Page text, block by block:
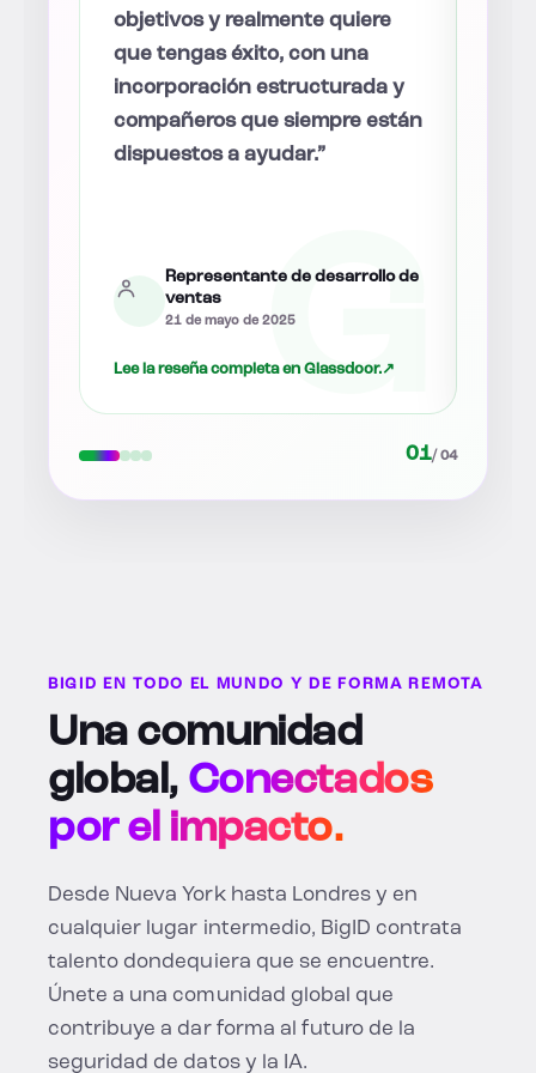
inteligentes, están motivadas y
dispuestas a ayudar cuando
surgen preguntas, con una
visión clara de cara al futuro.”
Ventas
12 de agosto de 2025
Lee la reseña completa en Glassdoor.↗
02/ 04
BIGID EN TODO EL MUNDO Y DE FORMA REMOTA
Una comunidad
global, Conectados
por el impacto.
Desde Nueva York hasta Londres y en
cualquier lugar intermedio, BigID contrata
talento dondequiera que se encuentre.
Únete a una comunidad global que
contribuye a dar forma al futuro de la
seguridad de datos y la IA.